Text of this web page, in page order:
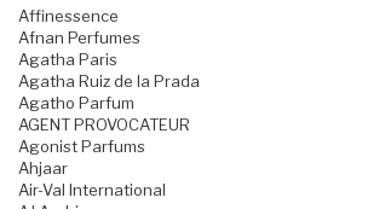
Affinessence
Afnan Perfumes
Agatha Paris
Agatha Ruiz de la Prada
Agatho Parfum
AGENT PROVOCATEUR
Agonist Parfums
Ahjaar
Air-Val International